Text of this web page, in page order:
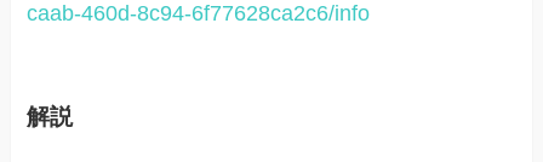
caab-460d-8c94-6f77628ca2c6/info
解説